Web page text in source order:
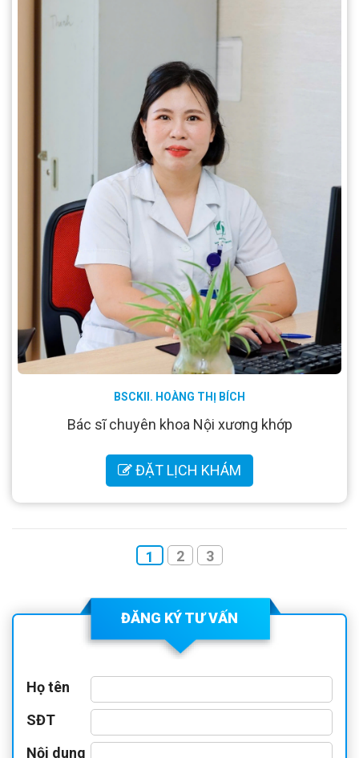
BSCKII. HOÀNG THỊ BÍCH
Bác sĩ chuyên khoa Nội xương khớp
ĐẶT LỊCH KHÁM
1 2 3
ĐĂNG KÝ TƯ VẤN
Họ tên
SĐT
Nội dung